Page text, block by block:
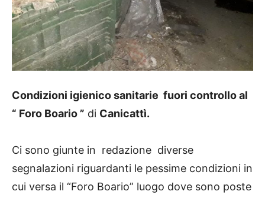
Condizioni igienico sanitarie fuori controllo al
“ Foro Boario ” di Canicattì.
Ci sono giunte in redazione diverse
segnalazioni riguardanti le pessime condizioni in
cui versa il “Foro Boario” luogo dove sono poste